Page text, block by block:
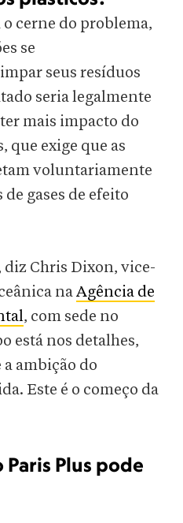
o cerne do problema,
se
seus resíduos
seria legalmente
mais impacto do
que exige que as
voluntariamente
gases de efeito
diz Chris Dixon, vice-
naAgência de
, com sede no
está nos detalhes,
a ambição do
Este é o começo da
Plus pode